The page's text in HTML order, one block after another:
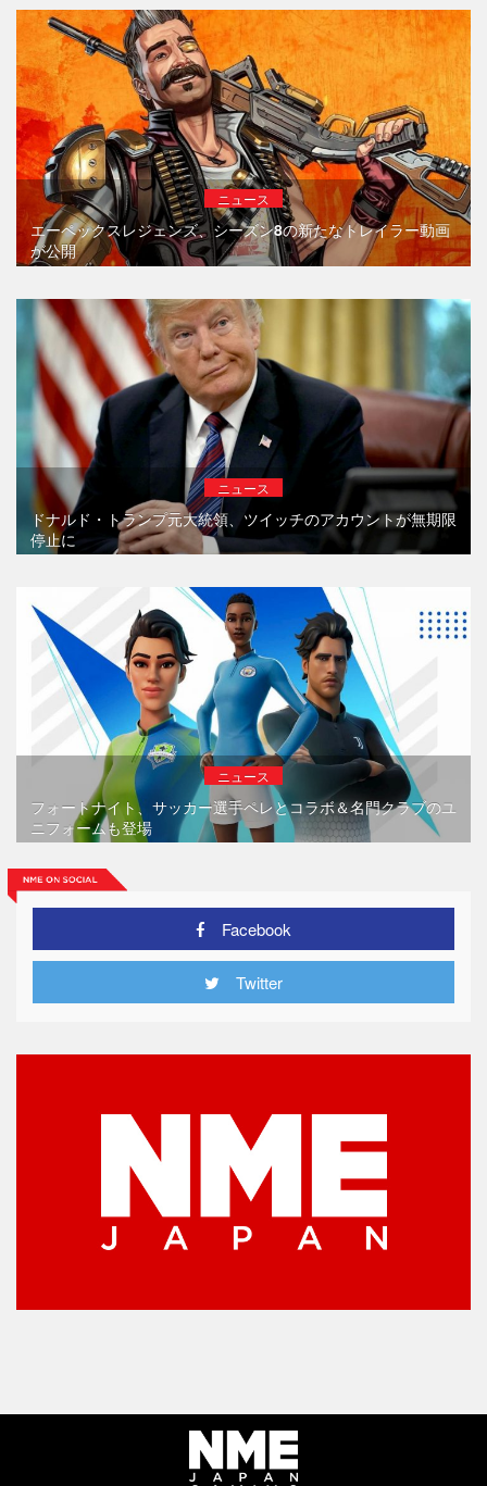
ニュース
エーペックスレジェンズ、シーズン8の新たなトレイラー動画
が公開
ニュース
ドナルド・トランプ元大統領、ツイッチのアカウントが無期限
停止に
ニュース
フォートナイト、サッカー選手ペレとコラボ＆名門クラブのユ
ニフォームも登場
Facebook
Twitter